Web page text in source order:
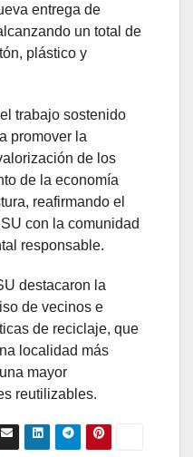
entrega de
un total de
plástico y
trabajo sostenido
promover la
de los
de la economía
reafirmando el
con la comunidad
responsable.
destacaron la
de vecinos e
de reciclaje, que
localidad más
mayor
reutilizables.